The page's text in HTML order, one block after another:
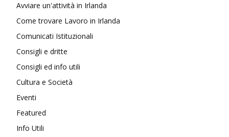
Avviare un'attività in Irlanda
Come trovare Lavoro in Irlanda
Comunicati Istituzionali
Consigli e dritte
Consigli ed info utili
Cultura e Società
Eventi
Featured
Info Utili